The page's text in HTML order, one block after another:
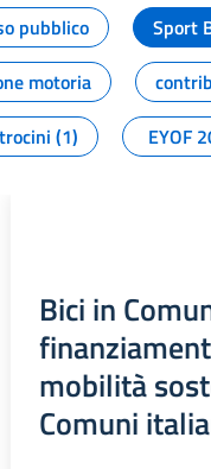
pubblico Sport
motoria
(1) EYOF
Bici in
mobilità
Comuni